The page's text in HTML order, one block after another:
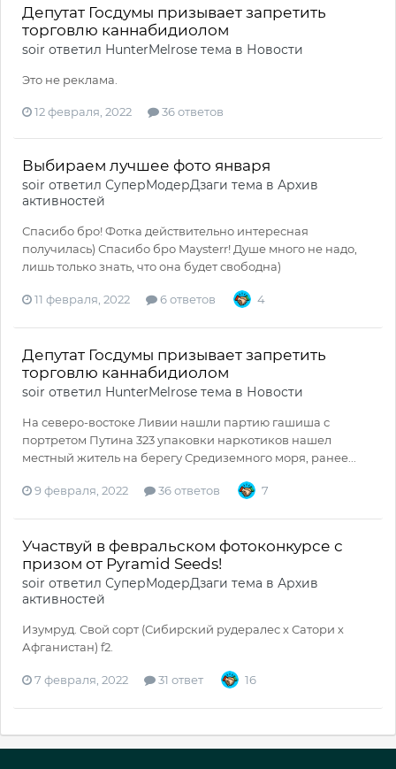
Депутат Госдумы призывает запретить
торговлю каннабидиолом
soir ответил HunterMelrose тема в Новости
Это не реклама.
12 февраля, 2022 36 ответов
Выбираем лучшее фото января
soir ответил СуперМодерДзаги тема в Архив
активностей
Спасибо бро! Фотка действительно интересная
получилась) Спасибо бро Maysterr! Душе много не надо,
лишь только знать, что она будет свободна)
11 февраля, 2022 6 ответов 4
Депутат Госдумы призывает запретить
торговлю каннабидиолом
soir ответил HunterMelrose тема в Новости
На северо-востоке Ливии нашли партию гашиша с
портретом Путина 323 упаковки наркотиков нашел
местный житель на берегу Средиземного моря, ранее...
9 февраля, 2022 36 ответов 7
Участвуй в февральском фотоконкурсе с
призом от Pyramid Seeds!
soir ответил СуперМодерДзаги тема в Архив
активностей
Изумруд. Свой сорт (Сибирский рудералес х Сатори х
Афганистан) f2.
7 февраля, 2022 31 ответ 16